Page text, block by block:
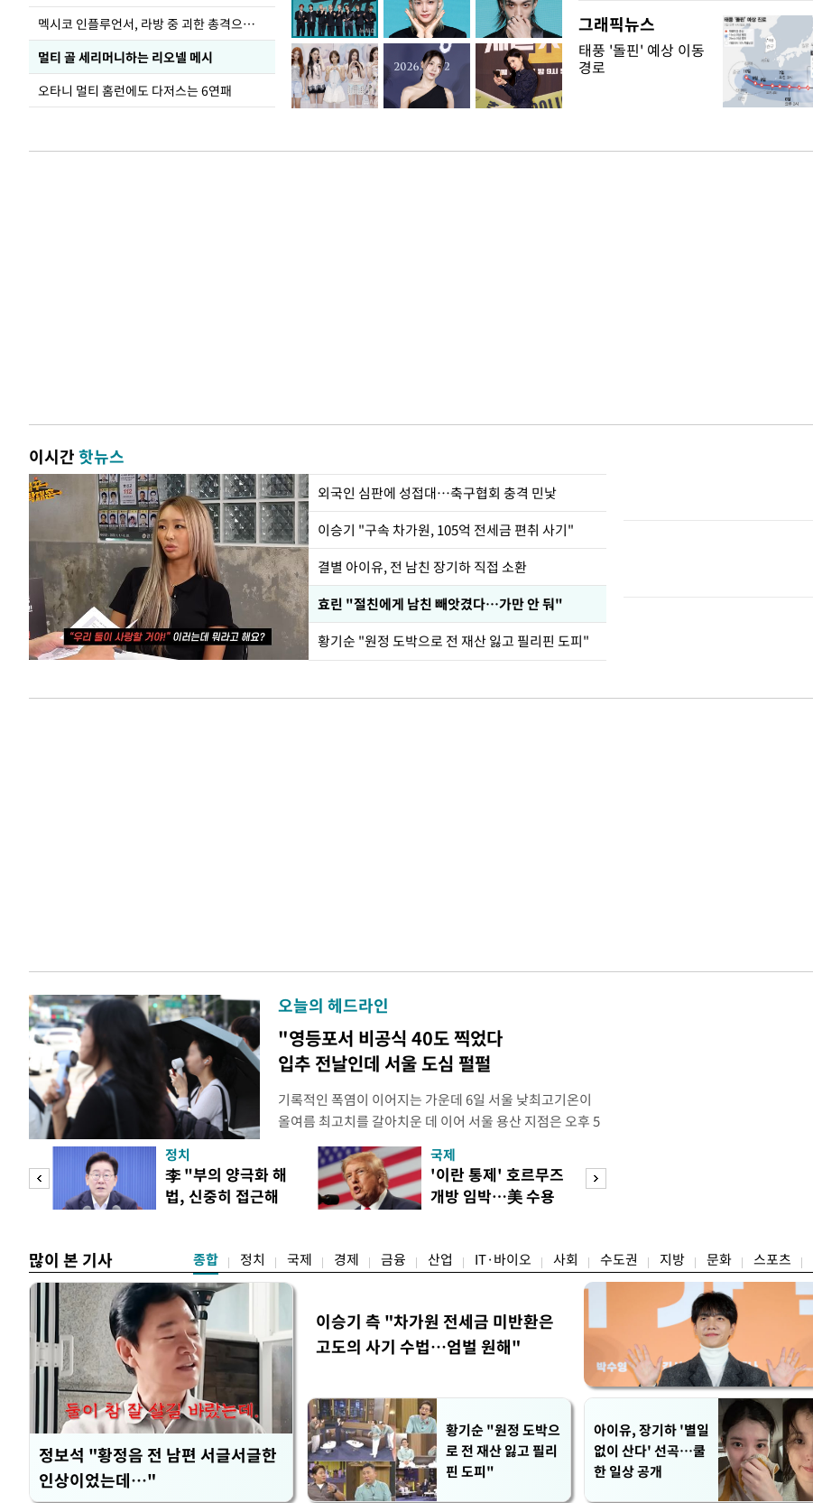
멕시코 인플루언서, 라방 중 괴한 총격으로 사망
멀티 골 세리머니하는 리오넬 메시
오타니 멀티 홈런에도 다저스는 6연패
그래픽뉴스
태풍 '돌핀' 예상 이동
경로
이시간핫뉴스
외국인 심판에 성접대…축구협회 충격 민낯
이승기 "구속 차가원, 105억 전세금 편취 사기"
결별 아이유, 전 남친 장기하 직접 소환
효린 "절친에게 남친 빼앗겼다…가만 안 둬"
황기순 "원정 도박으로 전 재산 잃고 필리핀 도피"
오늘의 헤드라인
"영등포서 비공식 40도 찍었다
입추 전날인데 서울 도심 펄펄
기록적인 폭염이 이어지는 가운데 6일 서울 낮최고기온이
올여름 최고치를 갈아치운 데 이어 서울 용산 지점은 오후 5
시15분 39.9도까지 치솟으며 40도 턱밑까지 육박했다. 기상
청에 따르면 이날 오후 4시5분 서울 낮최고기온은 종관기상
관측(ASOS) 기준 37.9도까지 올라 올여름 최고 기록을 경신
했다. 관측 이래 역대 5위에 해당하는 수치
정치
李 "부의 양극화 해
법, 신중히 접근해
국제
'이란 통제' 호르무즈
개방 임박…美 수용
많이 본 기사 종합 정치 국제 경제 금융 산업 IT·바이오 사회 수도권 지방 문화 스포츠
정보석 "황정음 전 남편 서글서글한
인상이었는데…"
이승기 측 "차가원 전세금 미반환은
고도의 사기 수법…엄벌 원해"
황기순 "원정 도박으
로 전 재산 잃고 필리
핀 도피"
아이유, 장기하 '별일
없이 산다' 선곡…쿨
한 일상 공개